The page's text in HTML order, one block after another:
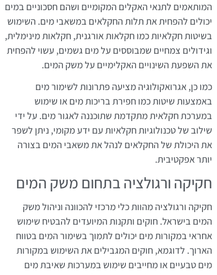
המותאמים לתנאי האקלים המקומיים ושהם חסכוניים במים
יכולים להפחית את תלות החקלאים במשאבי מים. השימוש
בשיטות חקלאיות כמו חקלאות אורגנית, חקלאות מינימלית,
וגידולים צמחיים שמבוססים על מים גשמים, עשוי להפחית
את השפעת השינויים האקלימיים על משק המים.
כמו כן, אגרואקולוגיה מציעה פתרונות לשימור מים
באמצעות שיטות כמו חפירת בריכות מים או שימוש
במערכת חקלאית מתקדמת שתוכננה לאגור מים. על ידי
שילוב של טכנולוגיות חקלאיות עם ידע מקומי, ניתן לשפר
את היכולת של החקלאים לנהל את משאבי המים בצורה
יותר אפקטיבית.
חקיקה ורגולציה בתחום משק המים
חקיקה ורגולציה מהוות כלי מרכזי להכוונה וניהול משק
המים בישראל. חוקים ותקנות המיועדים להבטיח שימוש
אחראי במקורות מים יכולים לתמוך בשימור המים בטווח
הארוך. לדוגמא, חוקים המגבילים את השימוש במקורות
מים טבעיים או מחייבים שימוש במערכות שאיבת מים